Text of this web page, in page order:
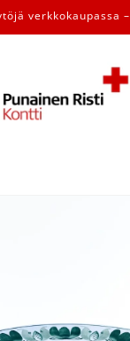
verkkokaupassa